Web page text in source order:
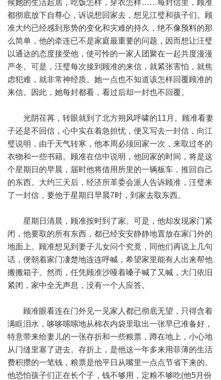
候她的生活起居，吃饭怎样，穿衣怎样……每封信里，顾准
都彻底放下自尊心，诉说想回家去，想见江璧和孩子们。顾
准大约已经感到形势的变化和灾难的持久，绝不像预料的那
么简单，他的牵连已不是家庭最重要的问题，因而想让汪璧
以通达的态度接受他，使可怜的一家人团聚在一起共度漫漫
严冬。可是，汪璧每次接到顾准的来信，就紧张害怕，就焦
虑犯难，就非常神经质。她一点也不知道该怎样回覆顾准的
来信。因此，她每封都看，看过后却一封也不回覆。
光阴荏苒，转眼就到了北方朔风呼啸的11月。顾准看妻
子还是不回信，心中实在着急担忧，便又写去一封信，向江
璧说明，由于天气转寒，他本周必须回家一次，来取过冬的
衣物和一些书籍。顾准在信中说明，他回家的时间，将是这
个星期日的早晨，届时他将借用所里的一辆板车，推回自己
的东西。大约三天后，经济所革委会派人告诉顾准，汪璧来
了一封信，要他于星期日早晨7时，到家去取东西。
星期日清晨，顾准按时到了家。可是，他却发现家门紧
闭，他要取的所有东西，都已经安安静静地置放在家门外的
地面上。顾准想见到妻子儿女问个究竟，同他们再说上几句
话，便朝着家门凄楚地连连呼喊，希望家里能有人出来帮他
搬搬箱子。然而，任凭顾准沙哑着嗓子喊了又喊，大门依旧
紧闭，家中全无声息，没有一个人应答。
顾准眼看连在门外见一见家人都已彻底无望，只得含着
满眶泪水，哆哆嗦嗦地从棉衣内袋里取出一张早已准备好，
特意带来给妻儿的一张存折和一些粮票，蹲在地上，小心地
从门缝里塞了进去。存折上，是他这一年多来用菲薄的生活
费积攒的一笔钱，粮票是他平日从嘴里一点点节省下来的。
他恐怕孩子们正在长个子，钱不够用，定粮不够吃(他5月份